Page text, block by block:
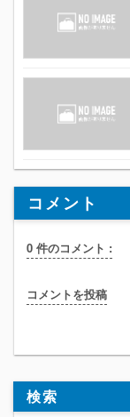
コメント
0 件のコメント :
コメントを投稿
検索